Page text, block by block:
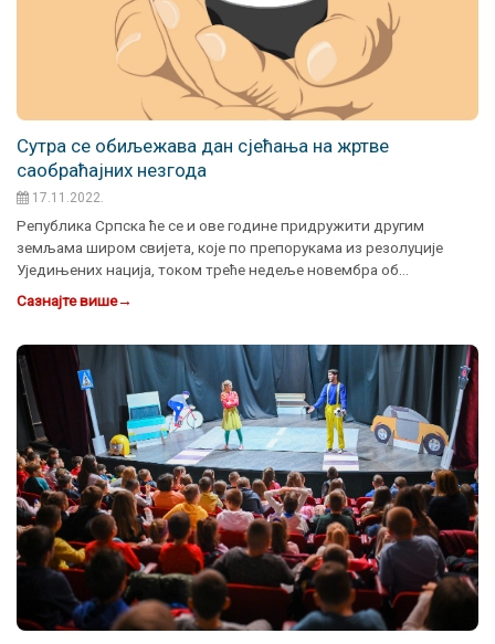
Сутра се обиљежава дан сјећања на жртве
саобраћајних незгода
17.11.2022.
Република Српска ће се и ове године придружити другим
земљама широм свијета, које по препорукама из резолуције
Уједињених нација, током треће недеље новембра об…
Сазнајте више→